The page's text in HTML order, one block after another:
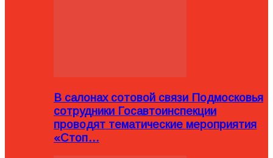
В салонах сотовой связи Подмосковья
сотрудники Госавтоинспекции
проводят тематические мероприятия
«Стоп…